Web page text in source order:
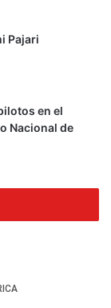
Pajari
en el
Nacional de